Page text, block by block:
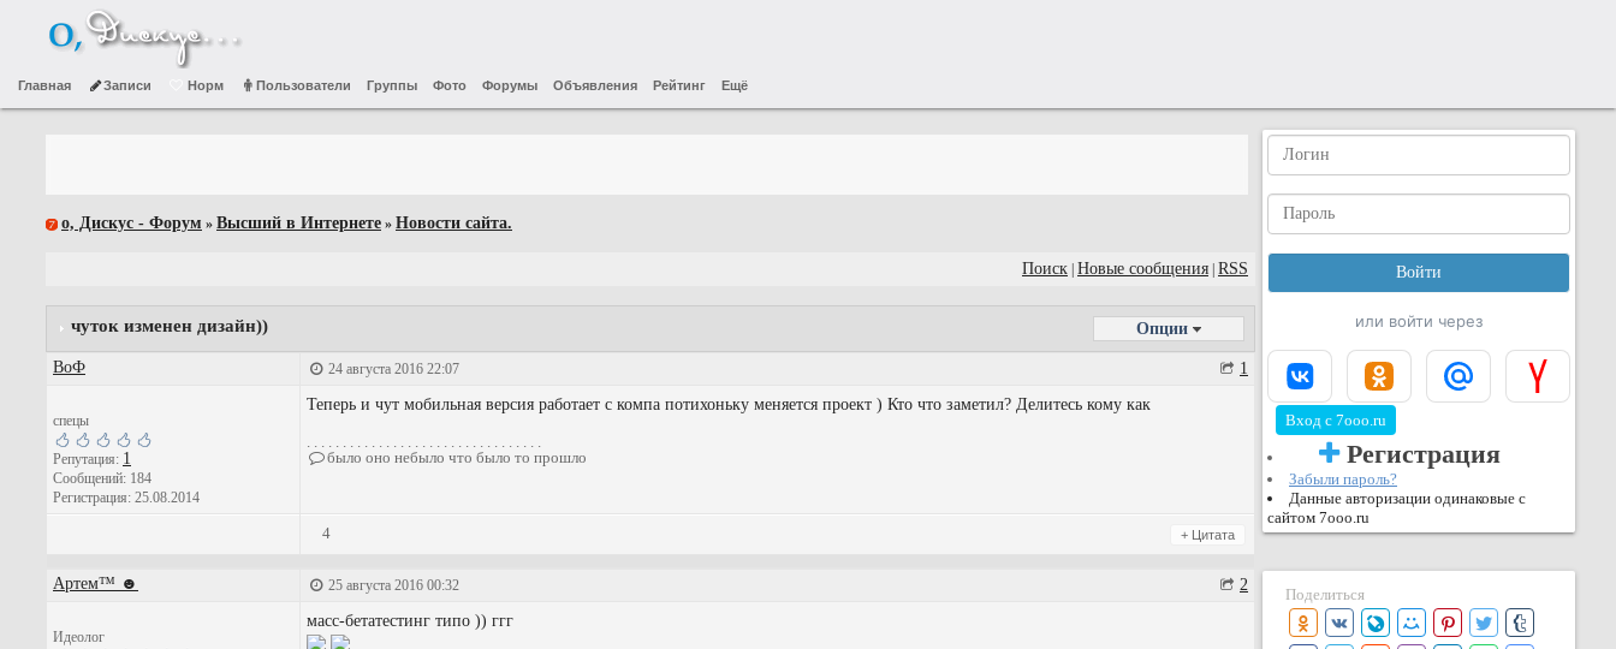
Главная Записи Норм Пользователи Группы Фото Форумы Объявления Рейтинг Ещё
о, Дискус - Форум » Высший в Интернете » Новости сайта.
Поиск Новые сообщения RSS
чуток изменен дизайн)) Опции
ВоФ 24 августа 2016 22:07 1
спецы
Репутация: 1
Сообщений: 184
Регистрация: 25.08.2014
Теперь и чут мобильная версия работает с компа потихоньку меняется проект ) Кто что заметил? Делитесь кому как
. . . . . . . . . . . . . . . . . . . . . . . . . . . . . . . . .
было оно небыло что было то прошло
4 + Цитата
Артем™ ☻ 25 августа 2016 00:32 2
Идеолог
масс-бетатестинг типо )) ггг
или войти через
Вход с 7ooo.ru
Регистрация
Забыли пароль?
Данные авторизации одинаковые с
сайтом 7ooo.ru
Поделиться